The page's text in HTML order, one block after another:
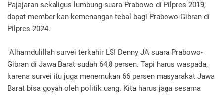
Pajajaran sekaligus lumbung suara Prabowo di Pilpres 2019,
dapat memberikan kemenangan tebal bagi Prabowo-Gibran di
Pilpres 2024.
"Alhamdulillah survei terkahir LSI Denny JA suara Prabowo-
Gibran di Jawa Barat sudah 64,8 persen. Tapi harus waspada,
karena survei itu juga menemukan 66 persen masyarakat Jawa
Barat bisa goyah oleh politik uang. Kita harus jaga sesama